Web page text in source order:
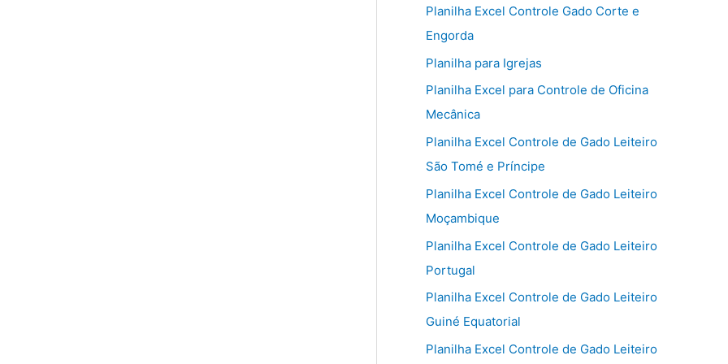
Planilha Excel Controle Gado Corte e
Engorda
Planilha para Igrejas
Planilha Excel para Controle de Oficina
Mecânica
Planilha Excel Controle de Gado Leiteiro
São Tomé e Príncipe
Planilha Excel Controle de Gado Leiteiro
Moçambique
Planilha Excel Controle de Gado Leiteiro
Portugal
Planilha Excel Controle de Gado Leiteiro
Guiné Equatorial
Planilha Excel Controle de Gado Leiteiro